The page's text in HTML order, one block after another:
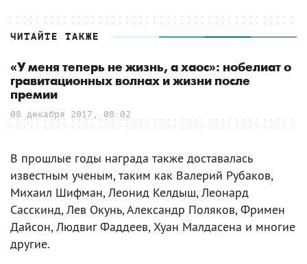
ЧИТАЙТЕ ТАКЖЕ
«У меня теперь не жизнь, а хаос»: нобелиат о
гравитационных волнах и жизни после
премии
08 декабря 2017, 08:02
В прошлые годы награда также доставалась
известным ученым, таким как Валерий Рубаков,
Михаил Шифман, Леонид Келдыш, Леонард
Сасскинд, Лев Окунь, Александр Поляков, Фримен
Дайсон, Людвиг Фаддеев, Хуан Малдасена и многие
другие.